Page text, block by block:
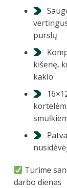
purslų
kišenę,
kaklo
Turime
darbo dienas